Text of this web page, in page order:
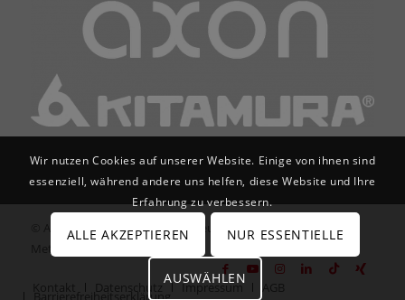
© Axon Services GmbH | Werkzeugmaschinen für
Kontakt Datenschutz Impressum AGB
Barrierefreiheitserklärung
Wir nutzen Cookies auf unserer Website. Einige von ihnen sind
essenziell, während andere uns helfen, diese Website und Ihre
Erfahrung zu verbessern.
ALLE AKZEPTIEREN NUR ESSENTIELLE
AUSWÄHLEN